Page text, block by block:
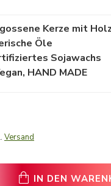
Versand
Kerze mit
Öle
Sojawachs
HAND MADE
IN DEN